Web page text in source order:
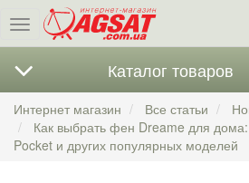
Меню
Каталог товаров
Интернет магазин Все статьи
Как выбрать фен Dreame для
Pocket и других популярных моделей